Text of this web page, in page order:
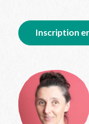
Inscription